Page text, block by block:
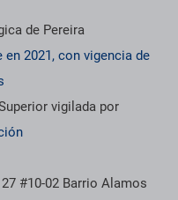
de Pereira
2021, con vigencia de
vigilada por
#10-02 Barrio Alamos